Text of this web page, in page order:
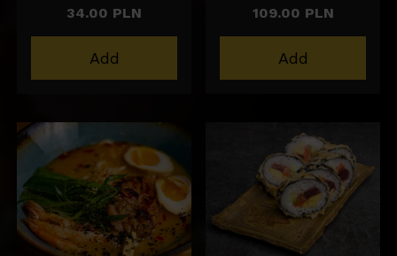
posypane chrustem z
topinamburu.
34.00 PLN
Add
Futoamaki tatar z
łososia, doprawiony
sosem sojowym i
w tempurze z salsą
mango 6szt
109.00 PLN
Add